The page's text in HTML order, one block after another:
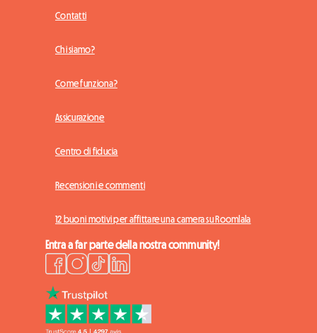
Contatti
Chi siamo?
Come funziona?
Assicurazione
Centro di fiducia
Recensioni e commenti
12 buoni motivi per affittare una camera su Roomlala
Entra a far parte della nostra community!